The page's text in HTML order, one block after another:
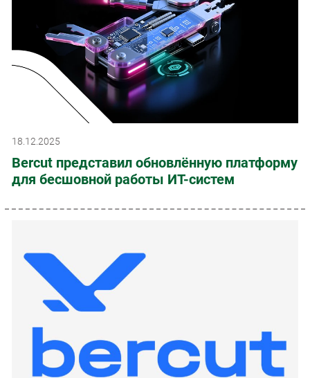
18.12.2025
Bercut представил обновлённую платформу
для бесшовной работы ИТ-систем